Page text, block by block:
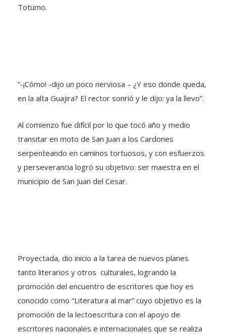
Totumo.
“-¡Cómo! -dijo un poco nerviosa – ¿Y eso donde queda,
en la alta Guajira? El rector sonrió y le dijo: ya la llevo”.
Al comienzo fue difícil por lo que tocó año y medio
transitar en moto de San Juan a los Cardones
serpenteando en caminos tortuosos, y con esfuerzos
y perseverancia logró su objetivo: ser maestra en el
municipio de San Juan del Cesar.
Proyectada, dio inicio a la tarea de nuevos planes
tanto literarios y otros culturales, logrando la
promoción del encuentro de escritores que hoy es
conocido como “Literatura al mar” cuyo objetivo es la
promoción de la lectoescritura con el apoyo de
escritores nacionales e internacionales que se realiza